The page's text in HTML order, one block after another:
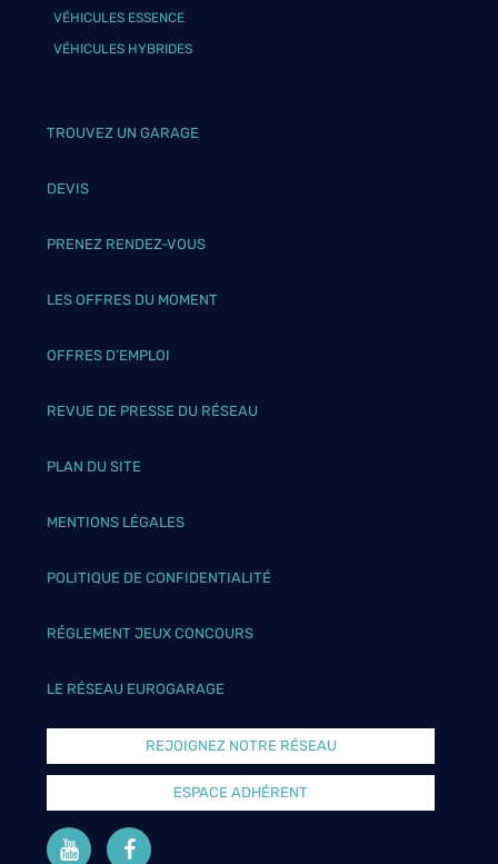
VÉHICULES ESSENCE
VÉHICULES HYBRIDES
TROUVEZ UN GARAGE
DEVIS
PRENEZ RENDEZ-VOUS
LES OFFRES DU MOMENT
OFFRES D’EMPLOI
REVUE DE PRESSE DU RÉSEAU
PLAN DU SITE
MENTIONS LÉGALES
POLITIQUE DE CONFIDENTIALITÉ
RÉGLEMENT JEUX CONCOURS
LE RÉSEAU EUROGARAGE
REJOIGNEZ NOTRE RÉSEAU
ESPACE ADHÉRENT